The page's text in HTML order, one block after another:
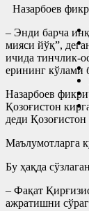
Назарбоев
– Энди барча
мияси йўқ”,
ичида тинчлик-
ерининг кўлами
Назарбоев
Қозоғистон
деди Қозоғистон
Маълумотларга
Бу ҳақда
– Фақат
ажратишни